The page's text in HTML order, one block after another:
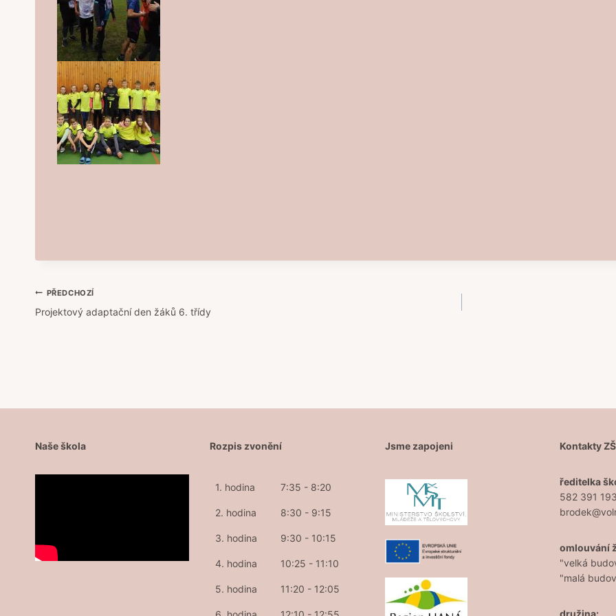
Navigace
pro
PŘEDCHOZÍ
Projektový adaptační den žáků 6. třídy
Naše škola Rozpis zvonění
1. hodina 7:35 - 8:20
2. hodina 8:30 - 9:15
3. hodina 9:30 - 10:15
4. hodina 10:25 - 11:10
5. hodina 11:20 - 12:05
Jsme zapojeni Kontakty ZŠ
ředitelka
582 391 193
omlouvání
"velká
"malá
družina: